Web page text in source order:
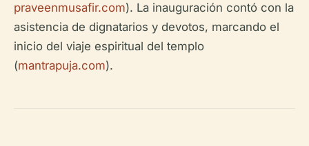
praveenmusafir.com). La inauguración contó con la
asistencia de dignatarios y devotos, marcando el
inicio del viaje espiritual del templo
(mantrapuja.com).